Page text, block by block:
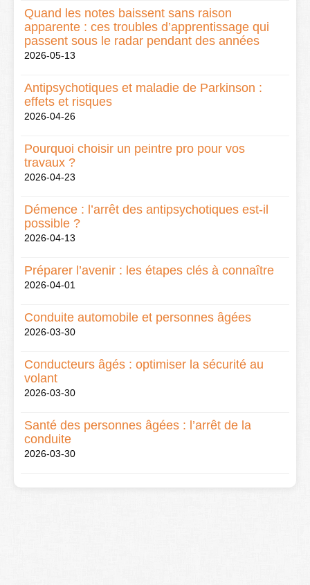
Quand les notes baissent sans raison
apparente : ces troubles d’apprentissage qui
passent sous le radar pendant des années
2026-05-13
Antipsychotiques et maladie de Parkinson :
effets et risques
2026-04-26
Pourquoi choisir un peintre pro pour vos
travaux ?
2026-04-23
Démence : l’arrêt des antipsychotiques est-il
possible ?
2026-04-13
Préparer l’avenir : les étapes clés à connaître
2026-04-01
Conduite automobile et personnes âgées
2026-03-30
Conducteurs âgés : optimiser la sécurité au
volant
2026-03-30
Santé des personnes âgées : l’arrêt de la
conduite
2026-03-30